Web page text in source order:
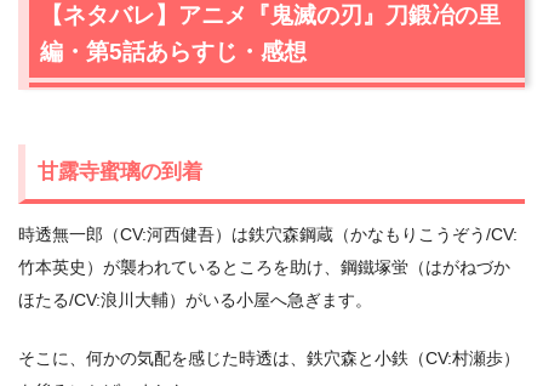
【ネタバレ】アニメ『鬼滅の刃』刀鍛冶の里
編・第5話あらすじ・感想
甘露寺蜜璃の到着
時透無一郎（CV:河西健吾）は鉄穴森鋼蔵（かなもりこうぞう/CV:
竹本英史）が襲われているところを助け、鋼鐵塚蛍（はがねづか
ほたる/CV:浪川大輔）がいる小屋へ急ぎます。
そこに、何かの気配を感じた時透は、鉄穴森と小鉄（CV:村瀬歩）